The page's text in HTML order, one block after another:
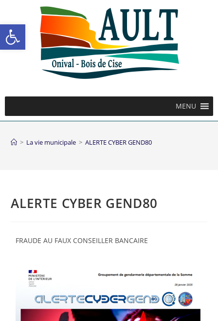
Ouvrir la barre d’outils
MENU
> La vie municipale > ALERTE CYBER GEND80
ALERTE CYBER GEND80
FRAUDE AU FAUX CONSEILLER BANCAIRE